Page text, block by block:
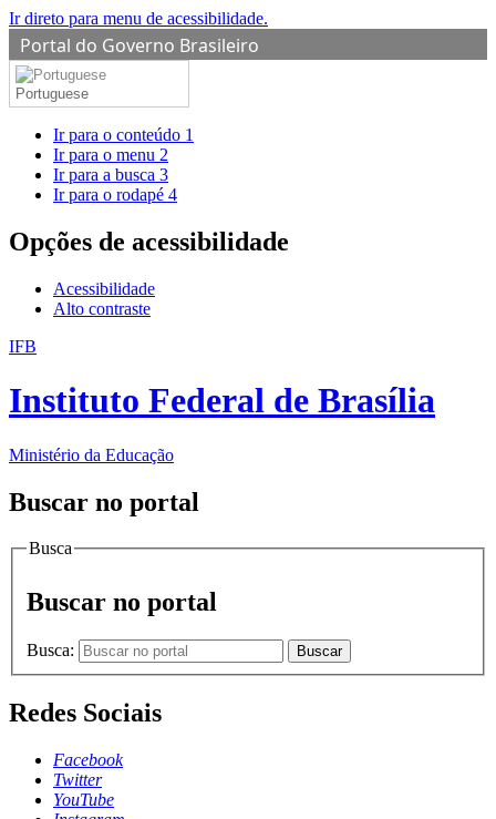
Ir direto para menu de acessibilidade.
Portal do Governo Brasileiro
Portuguese
Ir para o conteúdo 1
Ir para o menu 2
Ir para a busca 3
Ir para o rodapé 4
Opções de acessibilidade
Acessibilidade
Alto contraste
IFB
Instituto Federal de Brasília
Ministério da Educação
Buscar no portal
Busca
Buscar no portal
Busca: Buscar
Redes Sociais
Facebook
Twitter
YouTube